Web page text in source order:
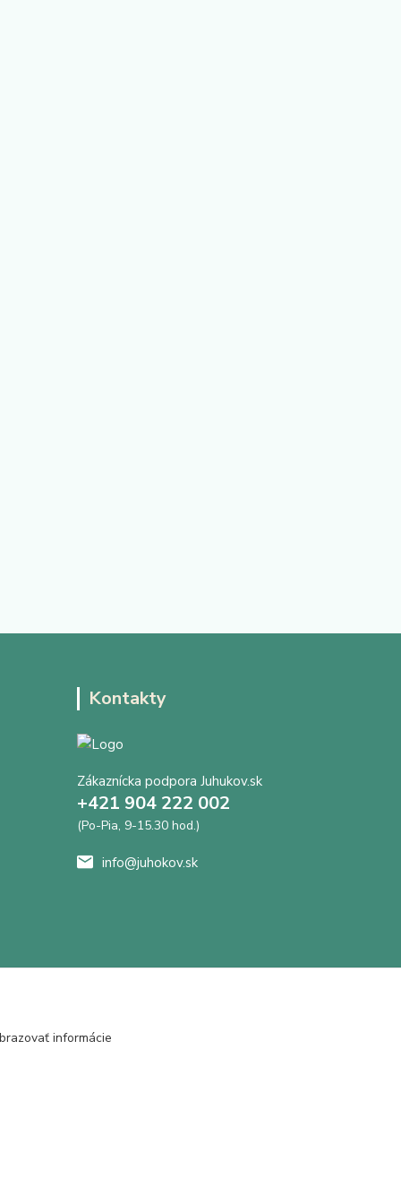
Kontakty
Zákaznícka podpora Juhukov.sk
+421 904 222 002
(Po-Pia, 9-15.30 hod.)
info@juhokov.sk
informácie